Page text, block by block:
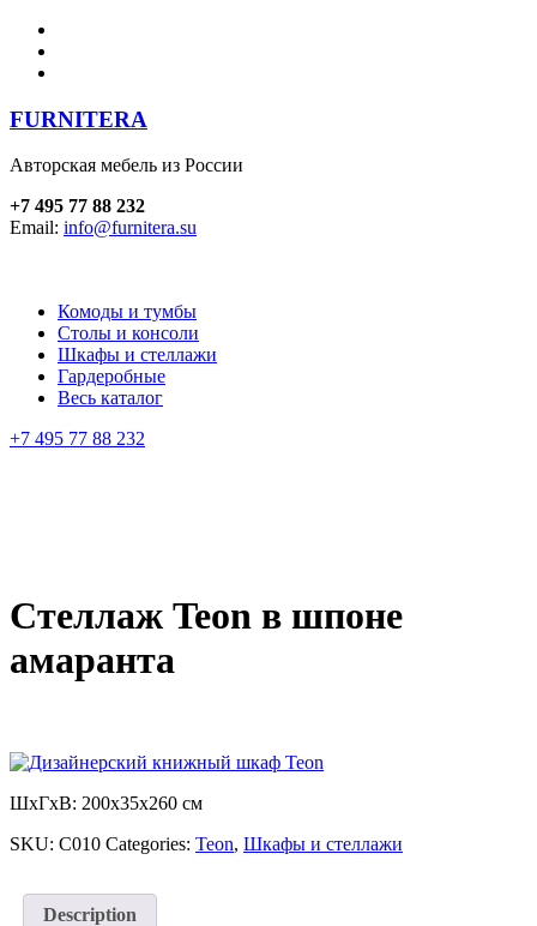
FURNITERA
Авторская мебель из России
+7 495 77 88 232
Email: info@furnitera.su
Комоды и тумбы
Столы и консоли
Шкафы и стеллажи
Гардеробные
Весь каталог
+7 495 77 88 232
Стеллаж Teon в шпоне
амаранта
ШхГхВ: 200x35x260 см
SKU: C010 Categories: Teon, Шкафы и стеллажи
Description